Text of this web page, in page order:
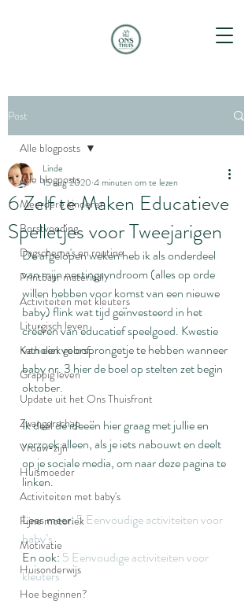
Post
Alle blogposts
Meerdere kinderen
Borstvoeding
Dagschema's en routine
Printbaar materiaal
Activiteiten met kleuters
Liturgisch leven
Katholiek geloof
Grappig leven
Update uit het Ons Thuisfront
Zwangerschap
Vrouw-zijn
Huismoeder
Activiteiten met baby's
Fijne motoriek
Motivatie
Huisonderwijs
Hoe beginnen?
Alle blogposts
6 Zelf te Maken Educatieve
Spelletjes voor Tweejarigen
Linde
15 aug 2020 4 minuten om te lezen
De afgelopen weken heb ik als onderdeel
van mijn nestingsyndroom (alles op orde
willen hebben voor komst van een nieuwe
baby) flink wat tijd geïnvesteerd in het
creëren van educatief speelgoed. Kwestie
van een voorsprongetje te hebben wanneer
baby nr. 3 hier de boel op stelten zet begin
oktober.
Ik deel de ideeën hier graag met jullie en
verzoek alleen, als je iets nabouwt en deelt
op je sociale media, om naar deze pagina te
linken.
Lees meer: 5 Eenvoudige activiteiten voor
baby’s
En ook: 5 Eenvoudige activiteiten voor
kleuters